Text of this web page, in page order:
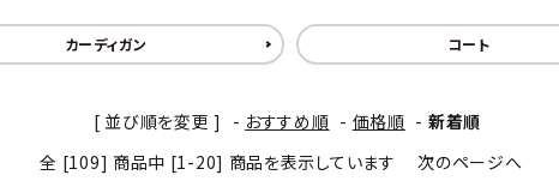
カーディガン コート
[ 並び順を変更 ] - おすすめ順 - 価格順 - 新着順
全 [109] 商品中 [1-20] 商品を表示しています
次のページへ